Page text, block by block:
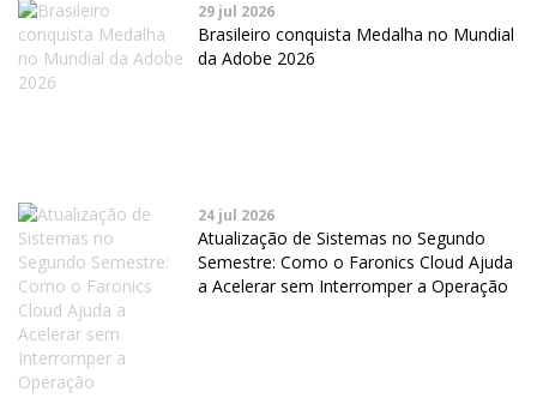
29 jul 2026
Brasileiro conquista Medalha no Mundial
da Adobe 2026
24 jul 2026
Atualização de Sistemas no Segundo
Semestre: Como o Faronics Cloud Ajuda
a Acelerar sem Interromper a Operação